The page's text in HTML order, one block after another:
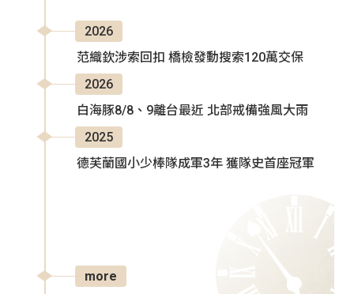
2026
范織欽涉索回扣 橋檢發動搜索120萬交保
2026
白海豚8/8、9離台最近 北部戒備強風大雨
2025
德芙蘭國小少棒隊成軍3年 獲隊史首座冠軍
more